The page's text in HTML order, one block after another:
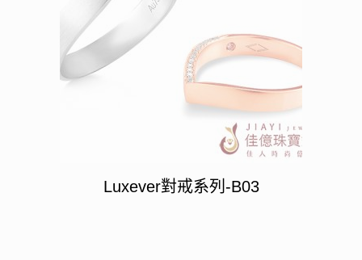
Luxever對戒系列-B03